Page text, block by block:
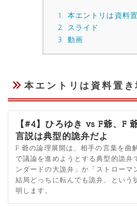
1. 本エントリは資料
2.
スライド
3. 動画
本エントリは資料置き
【#4】ひろゆき vs F爺、F
言説は典型的詭弁だよ
F 爺の論理展開は、相手の言葉を曲
で議論を進めようとする典型的詭弁
ンダードの大詭弁」か「ストローマ
結局どっちに転んでも詭弁、という
明します。